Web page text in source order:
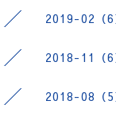
2019-02（6
2018-11（6
2018-08（5